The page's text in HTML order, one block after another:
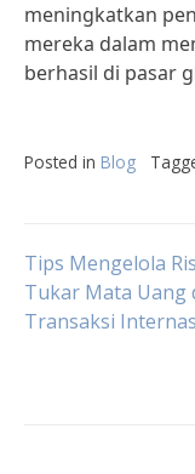
meningkatkan
mereka dalam
berhasil di pasar
Posted in Blog
Post
Tips Mengelola
Tukar Mata Uang
Transaksi